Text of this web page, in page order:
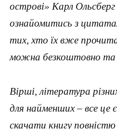
острові» Карл
ознайомитись з
тих, хто їх вже
можна безкоштовно та
Вірші, література
для найменших – все
скачати книгу